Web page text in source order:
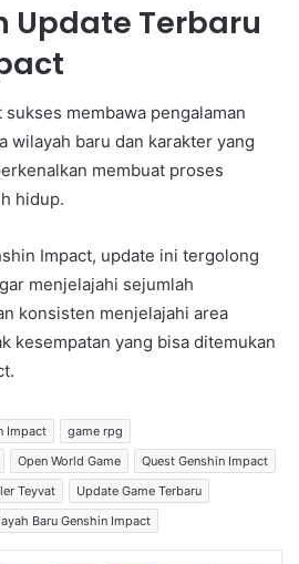
Update Terbaru
membawa pengalaman
wilayah baru dan karakter yang
membuat proses
hidup.
Impact, update ini tergolong
menjelajahi sejumlah
konsisten menjelajahi area
kesempatan yang bisa ditemukan
Impact
game rpg
Open World Game
Quest Genshin Impact
Teyvat
Update Game Terbaru
Baru Genshin Impact